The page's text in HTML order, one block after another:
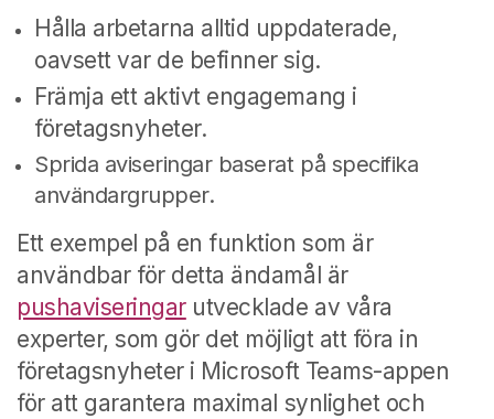
Hålla arbetarna alltid uppdaterade,
oavsett var de befinner sig.
Främja ett aktivt engagemang i
företagsnyheter.
Sprida aviseringar baserat på specifika
användargrupper.
Ett exempel på en funktion som är
användbar för detta ändamål är
pushaviseringarutvecklade av våra
experter, som gör det möjligt att föra in
företagsnyheter i Microsoft Teams-appen
för att garantera maximal synlighet och